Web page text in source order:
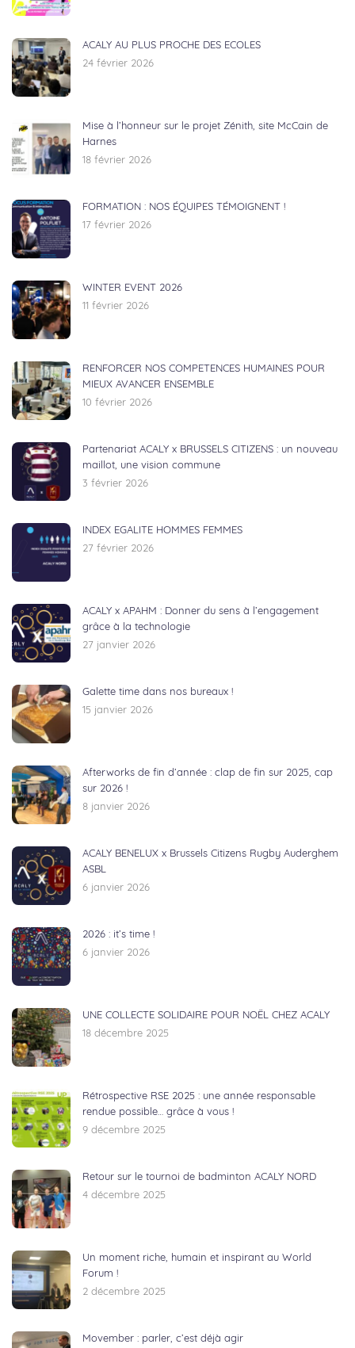
ACALY AU PLUS PROCHE DES ECOLES
24 février 2026
Mise à l’honneur sur le projet Zénith, site McCain de
Harnes
18 février 2026
FORMATION : NOS ÉQUIPES TÉMOIGNENT !
17 février 2026
WINTER EVENT 2026
11 février 2026
RENFORCER NOS COMPETENCES HUMAINES POUR
MIEUX AVANCER ENSEMBLE
10 février 2026
Partenariat ACALY x BRUSSELS CITIZENS : un nouveau
maillot, une vision commune
3 février 2026
INDEX EGALITE HOMMES FEMMES
27 février 2026
ACALY x APAHM : Donner du sens à l’engagement
grâce à la technologie
27 janvier 2026
Galette time dans nos bureaux !
15 janvier 2026
Afterworks de fin d’année : clap de fin sur 2025, cap
sur 2026 !
8 janvier 2026
ACALY BENELUX x Brussels Citizens Rugby Auderghem
ASBL
6 janvier 2026
2026 : it’s time !
6 janvier 2026
UNE COLLECTE SOLIDAIRE POUR NOËL CHEZ ACALY
18 décembre 2025
Rétrospective RSE 2025 : une année responsable
rendue possible… grâce à vous !
9 décembre 2025
Retour sur le tournoi de badminton ACALY NORD
4 décembre 2025
Un moment riche, humain et inspirant au World
Forum !
2 décembre 2025
Movember : parler, c’est déjà agir